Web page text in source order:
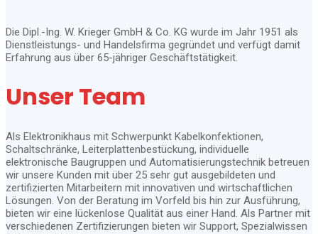
Die Dipl.-Ing. W. Krieger GmbH & Co. KG wurde im Jahr 1951 als
Dienstleistungs- und Handelsfirma gegründet und verfügt damit
Erfahrung aus über 65-jähriger Geschäftstätigkeit.
Unser Team
Als Elektronikhaus mit Schwerpunkt Kabelkonfektionen,
Schaltschränke, Leiterplattenbestückung, individuelle
elektronische Baugruppen und Automatisierungstechnik betreuen
wir unsere Kunden mit über 25 sehr gut ausgebildeten und
zertifizierten Mitarbeitern mit innovativen und wirtschaftlichen
Lösungen. Von der Beratung im Vorfeld bis hin zur Ausführung,
bieten wir eine lückenlose Qualität aus einer Hand. Als Partner mit
verschiedenen Zertifizierungen bieten wir Support, Spezialwissen